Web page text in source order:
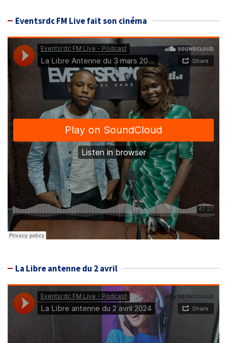
Eventsrdc FM Live fait son cinéma
La Libre antenne du 2 avril